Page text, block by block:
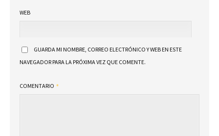
WEB
GUARDA MI NOMBRE, CORREO ELECTRÓNICO Y WEB EN ESTE
NAVEGADOR PARA LA PRÓXIMA VEZ QUE COMENTE.
COMENTARIO